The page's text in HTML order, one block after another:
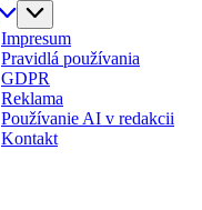
Impresum
Pravidlá používania
GDPR
Reklama
Používanie AI v redakcii
Kontakt